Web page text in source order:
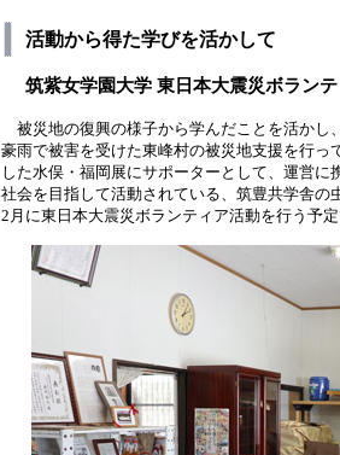
活動から得た学びを活かして
筑紫女学園大学 東日本大震災ボラン
被災地の復興の様子から学んだことを活かし
豪雨で被害を受けた東峰村の被災地支援を行っ
した水俣・福岡展にサポーターとして、運営
社会を目指して活動されている、筑豊共学舎
2月に東日本大震災ボランティア活動を行う予定